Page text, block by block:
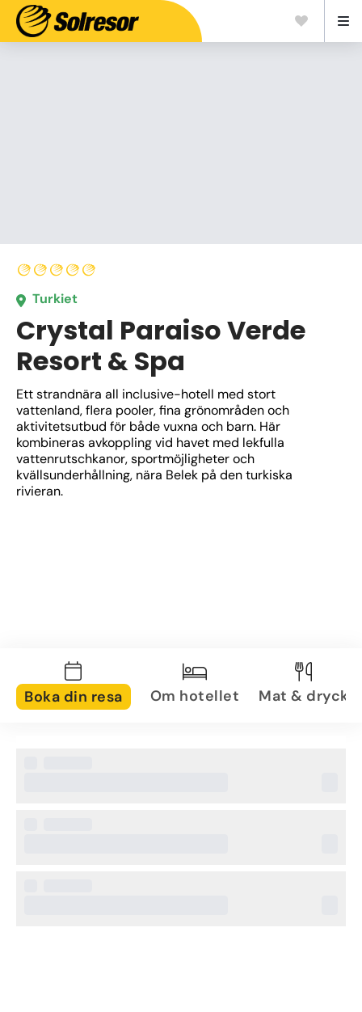
Turkiet
Crystal Paraiso Verde
Resort & Spa
Ett strandnära all inclusive-hotell med stort
vattenland, flera pooler, fina grönområden och
aktivitetsutbud för både vuxna och barn. Här
kombineras avkoppling vid havet med lekfulla
vattenrutschkanor, sportmöjligheter och
kvällsunderhållning, nära Belek på den turkiska
rivieran.
Boka din resa Om hotellet Mat & dryck